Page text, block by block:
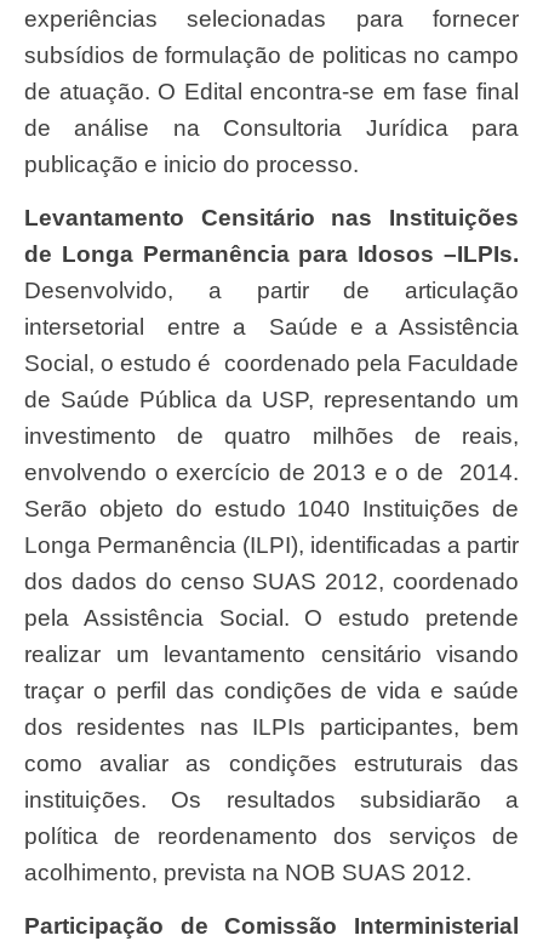
experiências selecionadas para fornecer
subsídios de formulação de politicas no campo
de atuação. O Edital encontra-se em fase final
de análise na Consultoria Jurídica para
publicação e inicio do processo.
Levantamento Censitário nas Instituições
de Longa Permanência para Idosos –ILPIs.
Desenvolvido, a partir de articulação
intersetorial entre a Saúde e a Assistência
Social, o estudo é coordenado pela Faculdade
de Saúde Pública da USP, representando um
investimento de quatro milhões de reais,
envolvendo o exercício de 2013 e o de 2014.
Serão objeto do estudo 1040 Instituições de
Longa Permanência (ILPI), identificadas a partir
dos dados do censo SUAS 2012, coordenado
pela Assistência Social. O estudo pretende
realizar um levantamento censitário visando
traçar o perfil das condições de vida e saúde
dos residentes nas ILPIs participantes, bem
como avaliar as condições estruturais das
instituições. Os resultados subsidiarão a
política de reordenamento dos serviços de
acolhimento, prevista na NOB SUAS 2012.
Participação de Comissão Interministerial